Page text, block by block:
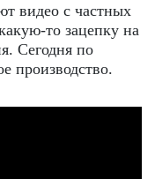
видео с частных
то зацепку на
Сегодня по
производство.